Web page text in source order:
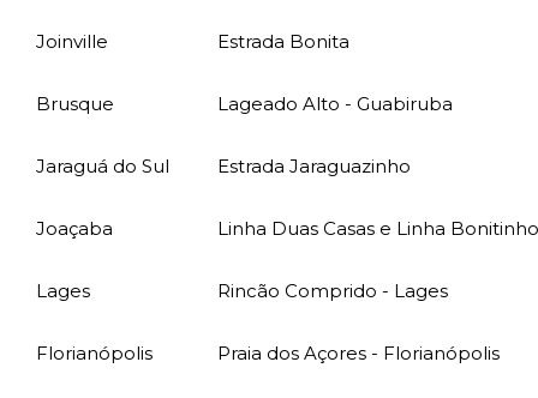
Joinville Estrada Bonita
Brusque Lageado Alto - Guabiruba
Jaraguá do Sul Estrada Jaraguazinho
Joaçaba Linha Duas Casas e Linha Bonitinho
Lages Rincão Comprido - Lages
Florianópolis Praia dos Açores - Florianópolis